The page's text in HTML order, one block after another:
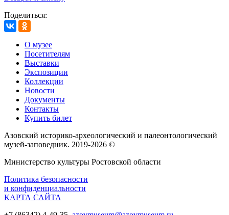
Поделиться:
О музее
Посетителям
Выставки
Экспозиции
Коллекции
Новости
Документы
Контакты
Купить билет
Азовский историко‑археологический и палеонтологический
музей‑заповедник. 2019-2026 ©
Министерство культуры Ростовской области
Политика безопасности
и конфиденциальности
КАРТА САЙТА